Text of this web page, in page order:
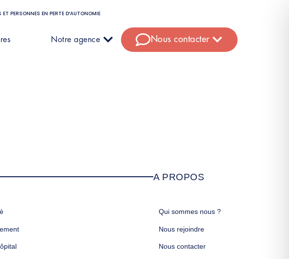
PERSONNES EN PERTE D’AUTONOMIE
Notre agence Nous contacter
A PROPOS
Qui sommes nous ?
Nous rejoindre
Nous contacter